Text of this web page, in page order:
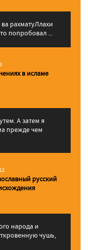
попробовал ...
в исламе
А затем я
прежде чем
русский
народа и
чушь,